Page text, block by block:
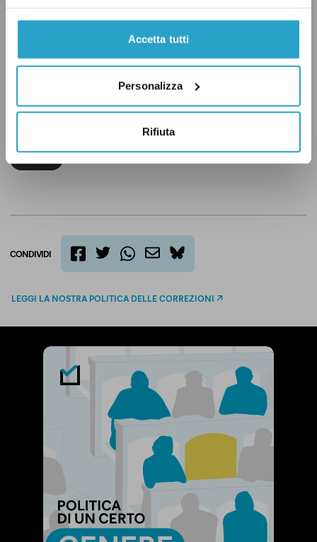
Accetta tutti
Personalizza
Rifiuta
Informazioni corrette quelle rilasciate da
Grillo che si porta a casa un “Vero”.
UNIONE EUROPEA
CONDIVIDI
bluesky
LEGGI LA NOSTRA POLITICA DELLE CORREZIONI